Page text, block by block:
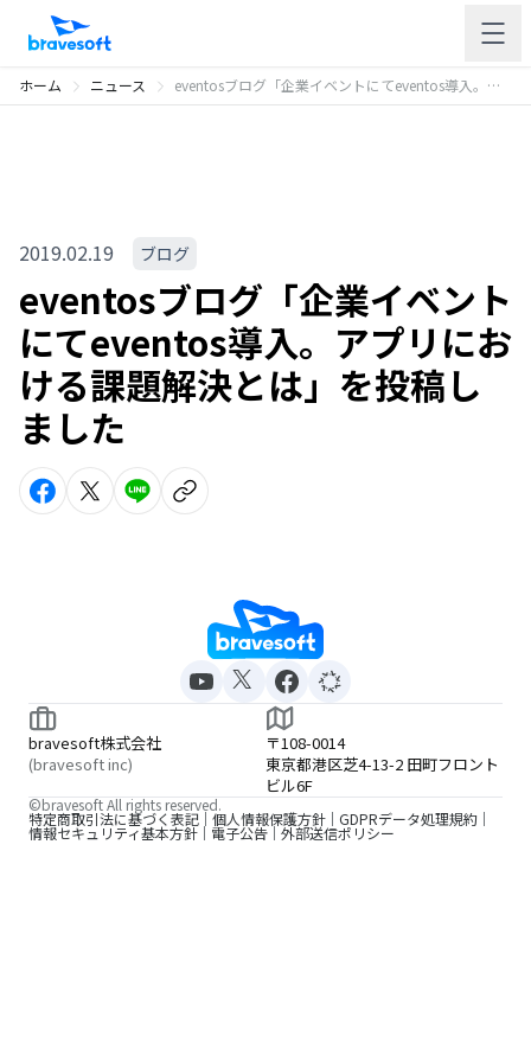
ホーム ニュース eventosブログ「企業イベントにてeventos導入。アプリにおける課題解決とは」を投稿しました
2019.02.19 ブログ
eventosブログ「企業イベント
にてeventos導入。アプリにお
ける課題解決とは」を投稿し
ました
bravesoft株式会社
(bravesoft inc)
〒108-0014
東京都港区芝4-13-2 田町フロント
ビル6F
特定商取引法に基づく表記 個人情報保護方針 GDPRデータ処理規約
情報セキュリティ基本方針 電子公告 外部送信ポリシー
©bravesoft All rights reserved.